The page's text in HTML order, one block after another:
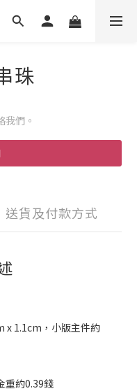
珠
我們。
送貨及付款方式
x 1.1cm，小版主件約
重約0.39錢